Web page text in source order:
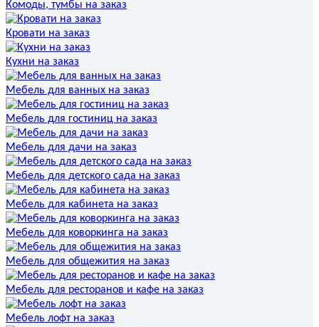
Комоды, тумбы на заказ
Кровати на заказ
Кухни на заказ
Мебель для ванных на заказ
Мебель для гостиниц на заказ
Мебель для дачи на заказ
Мебель для детского сада на заказ
Мебель для кабинета на заказ
Мебель для коворкинга на заказ
Мебель для общежития на заказ
Мебель для ресторанов и кафе на заказ
Мебель лофт на заказ